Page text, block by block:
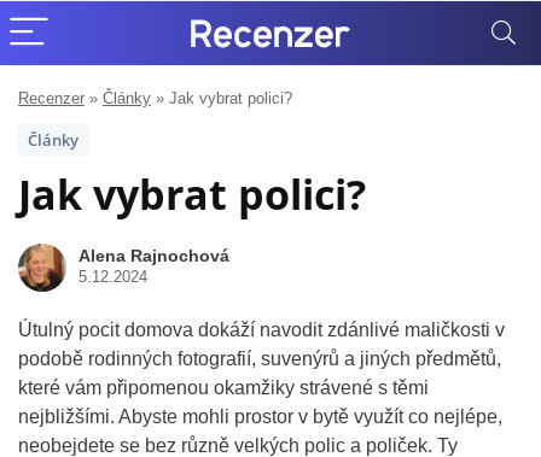
Recenzer » Články » Jak vybrat polici?
Články
Jak vybrat polici?
Alena Rajnochová
5.12.2024
Útulný pocit domova dokáží navodit zdánlivé maličkosti v
podobě rodinných fotografií, suvenýrů a jiných předmětů,
které vám připomenou okamžiky strávené s těmi
nejbližšími. Abyste mohli prostor v bytě využít co nejlépe,
neobejdete se bez různě velkých polic a poliček. Ty